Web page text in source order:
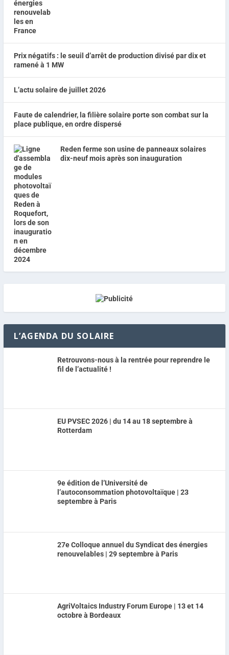
Prix négatifs : le seuil d’arrêt de production divisé par dix et
ramené à 1 MW
L’actu solaire de juillet 2026
Faute de calendrier, la filière solaire porte son combat sur la
place publique, en ordre dispersé
Reden ferme son usine de panneaux solaires
dix-neuf mois après son inauguration
L’AGENDA DU SOLAIRE
Retrouvons-nous à la rentrée pour reprendre le
fil de l’actualité !
EU PVSEC 2026 | du 14 au 18 septembre à
Rotterdam
9e édition de l’Université de
l’autoconsommation photovoltaïque | 23
septembre à Paris
27e Colloque annuel du Syndicat des énergies
renouvelables | 29 septembre à Paris
AgriVoltaics Industry Forum Europe | 13 et 14
octobre à Bordeaux